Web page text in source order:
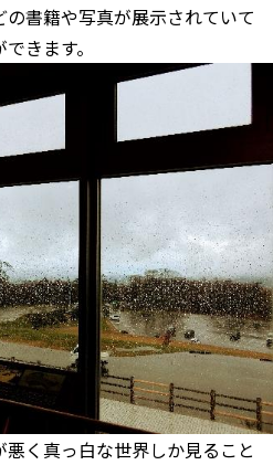
書籍や写真が展示されていて
きます。
く真っ白な世界しか見ること